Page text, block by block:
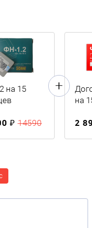
на 15
₽14590
на
2